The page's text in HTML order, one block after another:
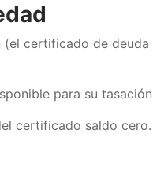
certificado de
para su
certificado saldo cero.